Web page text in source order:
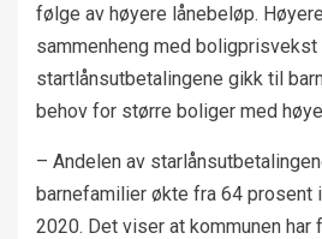
følge av høyere lånebeløp.
sammenheng med boligprisvekst
startlånsutbetalingene gikk til
behov for større boliger med
– Andelen av
barnefamilier økte fra 64 prosent
2020. Det viser at kommunen har